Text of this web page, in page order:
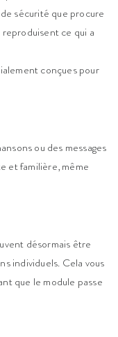
sécurité que procure
ce qui a
conçues pour
ou des messages
et familière, même
désormais être
individuels. Cela vous
que le module passe